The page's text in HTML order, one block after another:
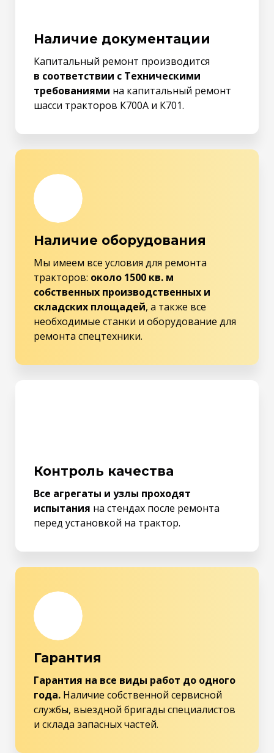
Наличие документации
Капитальный ремонт производится
в соответствии с Техническими
требованиями на капитальный ремонт
шасси тракторов К700А и К701.
Наличие оборудования
Мы имеем все условия для ремонта
тракторов: около 1500 кв. м
собственных производственных и
складских площадей, а также все
необходимые станки и оборудование для
ремонта спецтехники.
Контроль качества
Все агрегаты и узлы проходят
испытания на стендах после ремонта
перед установкой на трактор.
Гарантия
Гарантия на все виды работ до одного
года. Наличие собственной сервисной
службы, выездной бригады специалистов
и склада запасных частей.